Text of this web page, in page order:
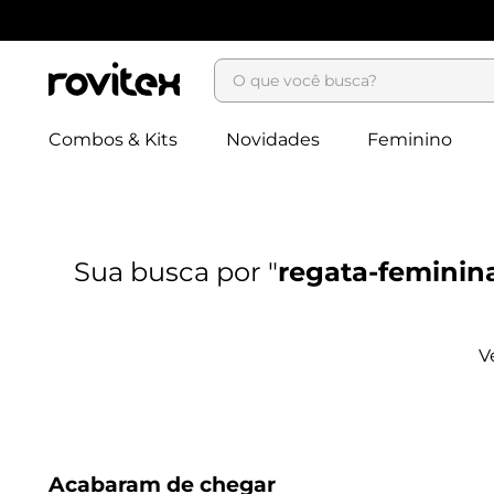
O que você busca?
Combos & Kits Novidades Feminino
regata-
Acabaram de chegar